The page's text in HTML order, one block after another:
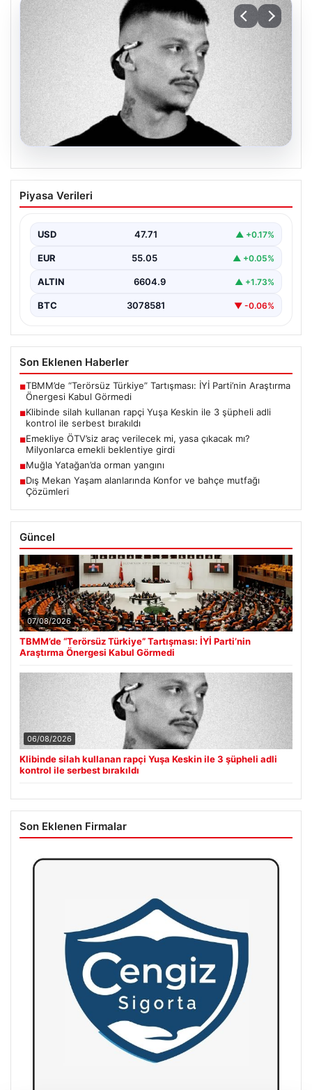
06.08.2026
Klibinde silah kullanan rapçi Yuşa
Keskin ile 3 şüpheli adli kontrol ile
Piyasa Verileri
USD 47.71 ▲ +0.17%
EUR 55.05 ▲ +0.05%
ALTIN 6604.9 ▲ +1.73%
BTC 3078581 ▼ -0.06%
Son Eklenen Haberler
■TBMM’de “Terörsüz Türkiye” Tartışması: İYİ Parti’nin Araştırma
Önergesi Kabul Görmedi
■Klibinde silah kullanan rapçi Yuşa Keskin ile 3 şüpheli adli
kontrol ile serbest bırakıldı
■Emekliye ÖTV’siz araç verilecek mi, yasa çıkacak mı?
Milyonlarca emekli beklentiye girdi
■Muğla Yatağan’da orman yangını
■Dış Mekan Yaşam alanlarında Konfor ve bahçe mutfağı
Çözümleri
Güncel
07/08/2026
TBMM’de “Terörsüz Türkiye” Tartışması: İYİ Parti’nin
Araştırma Önergesi Kabul Görmedi
06/08/2026
Klibinde silah kullanan rapçi Yuşa Keskin ile 3 şüpheli adli
kontrol ile serbest bırakıldı
Son Eklenen Firmalar